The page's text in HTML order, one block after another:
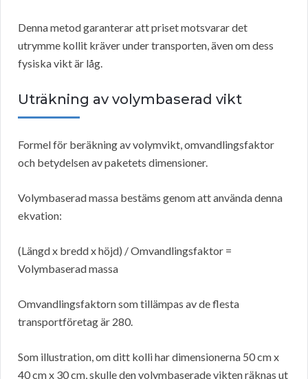
Denna metod garanterar att priset motsvarar det
utrymme kollit kräver under transporten, även om dess
fysiska vikt är låg.
Uträkning av volymbaserad vikt
Formel för beräkning av volymvikt, omvandlingsfaktor
och betydelsen av paketets dimensioner.
Volymbaserad massa bestäms genom att använda denna
ekvation:
(Längd x bredd x höjd) / Omvandlingsfaktor =
Volymbaserad massa
Omvandlingsfaktorn som tillämpas av de flesta
transportföretag är 280.
Som illustration, om ditt kolli har dimensionerna 50 cm x
40 cm x 30 cm, skulle den volymbaserade vikten räknas ut